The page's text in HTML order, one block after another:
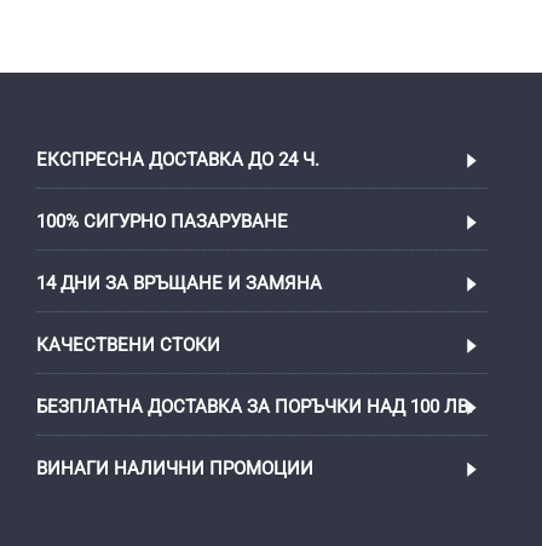
ЕКСПРЕСНА ДОСТАВКА ДО 24 Ч.
100% СИГУРНО ПАЗАРУВАНЕ
14 ДНИ ЗА ВРЪЩАНЕ И ЗАМЯНА
КАЧЕСТВЕНИ СТОКИ
БЕЗПЛАТНА ДОСТАВКА ЗА ПОРЪЧКИ НАД 100 ЛВ.
ВИНАГИ НАЛИЧНИ ПРОМОЦИИ